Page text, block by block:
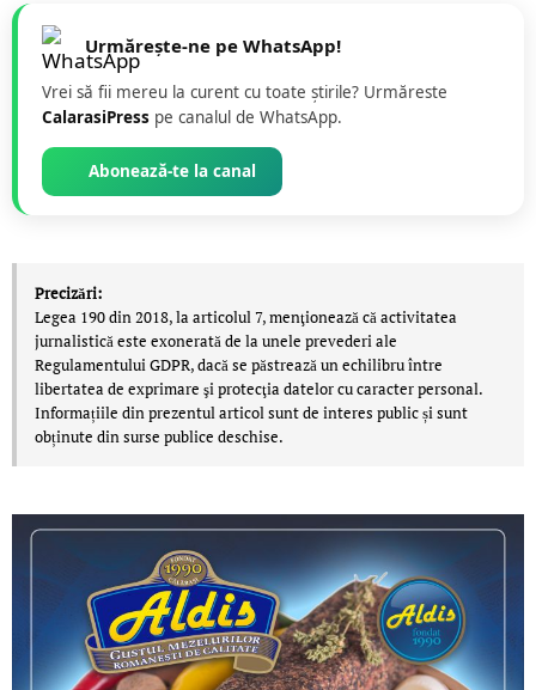
Urmărește-ne pe WhatsApp!
Vrei să fii mereu la curent cu toate știrile? Urmăreste
CalarasiPress pe canalul de WhatsApp.
Abonează-te la canal
Precizări:
Legea 190 din 2018, la articolul 7, menţionează că activitatea
jurnalistică este exonerată de la unele prevederi ale
Regulamentului GDPR, dacă se păstrează un echilibru între
libertatea de exprimare şi protecţia datelor cu caracter personal.
Informațiile din prezentul articol sunt de interes public și sunt
obținute din surse publice deschise.